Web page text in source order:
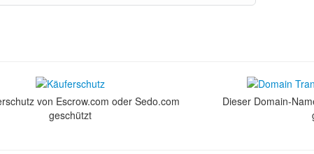
von Escrow.com oder Sedo.com
geschützt
Dieser Domain-